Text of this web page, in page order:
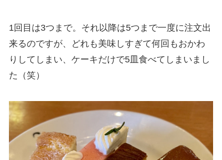
1回目は3つまで。それ以降は5つまで一度に注文出
来るのですが、どれも美味しすぎて何回もおかわ
りしてしまい、ケーキだけで5皿食べてしまいまし
た（笑）